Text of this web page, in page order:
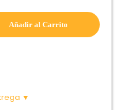
Añadir al Carrito
▼